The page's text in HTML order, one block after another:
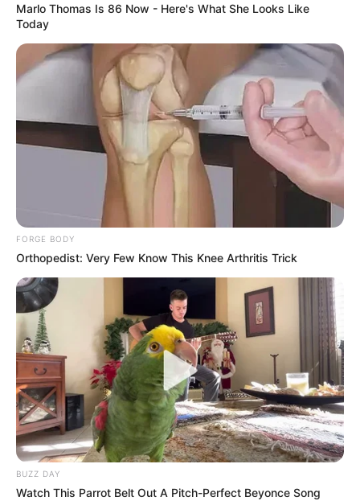
Marlo Thomas Is 86 Now - Here's What She Looks Like
Today
FORGE BODY
Orthopedist: Very Few Know This Knee Arthritis Trick
BUZZ DAY
Watch This Parrot Belt Out A Pitch-Perfect Beyonce Song